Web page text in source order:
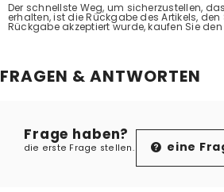
Der schnellste Weg, um sicherzustellen,
erhalten, ist die Rückgabe des Artikels,
Rückgabe akzeptiert wurde, kaufen Sie
FRAGEN & ANTWORTEN
Frage haben?
die erste Frage stellen. eine